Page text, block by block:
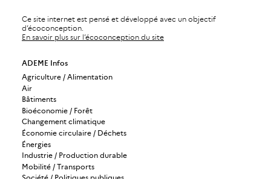
Ce site internet est pensé et développé avec un objectif
d’écoconception.
En savoir plus sur l’écoconception du site
ADEME Infos
Agriculture / Alimentation
Air
Bâtiments
Bioéconomie / Forêt
Changement climatique
Économie circulaire / Déchets
Énergies
Industrie / Production durable
Mobilité / Transports